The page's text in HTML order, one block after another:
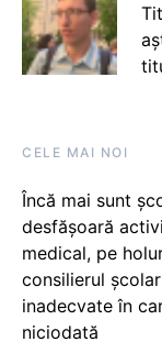
CELE MAI NOI
Încă mai sunt
desfășoară
medical, pe
consilierul
inadecvate în
niciodată